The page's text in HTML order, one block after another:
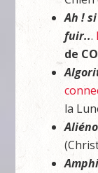
Ah !
fuir...
de
la